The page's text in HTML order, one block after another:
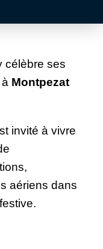
célèbre ses
Montpezat
invité à vivre
aériens dans